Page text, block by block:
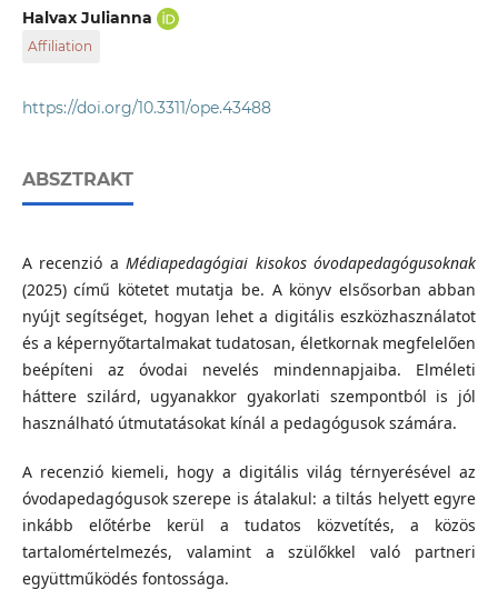
Halvax Julianna
Affiliation
https://doi.org/10.3311/ope.43488
ABSZTRAKT
A recenzió aMédiapedagógiai kisokos óvodapedagógusoknak
(2025) című kötetet mutatja be. A könyv elsősorban abban
nyújt segítséget, hogyan lehet a digitális eszközhasználatot
és a képernyőtartalmakat tudatosan, életkornak megfelelően
beépíteni az óvodai nevelés mindennapjaiba. Elméleti
háttere szilárd, ugyanakkor gyakorlati szempontból is jól
használható útmutatásokat kínál a pedagógusok számára.
A recenzió kiemeli, hogy a digitális világ térnyerésével az
óvodapedagógusok szerepe is átalakul: a tiltás helyett egyre
inkább előtérbe kerül a tudatos közvetítés, a közös
tartalomértelmezés, valamint a szülőkkel való partneri
együttműködés fontossága.